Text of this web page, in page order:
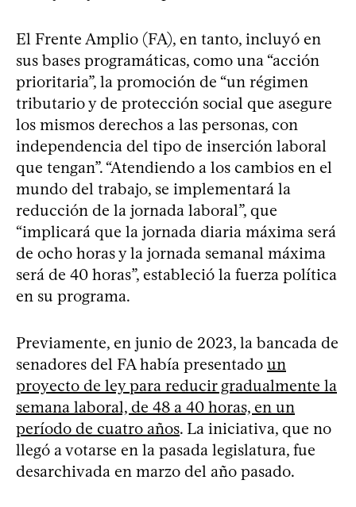
El Frente Amplio (FA), en tanto, incluyó en
sus bases programáticas, como una “acción
prioritaria”, la promoción de “un régimen
tributario y de protección social que asegure
los mismos derechos a las personas, con
independencia del tipo de inserción laboral
que tengan”. “Atendiendo a los cambios en el
mundo del trabajo, se implementará la
reducción de la jornada laboral”, que
“implicará que la jornada diaria máxima será
de ocho horas y la jornada semanal máxima
será de 40 horas”, estableció la fuerza política
en su programa.
Previamente, en junio de 2023, la bancada de
senadores del FA había presentado un
proyecto de ley para reducir gradualmente la
semana laboral, de 48 a 40 horas, en un
período de cuatro años. La iniciativa, que no
llegó a votarse en la pasada legislatura, fue
desarchivada en marzo del año pasado.